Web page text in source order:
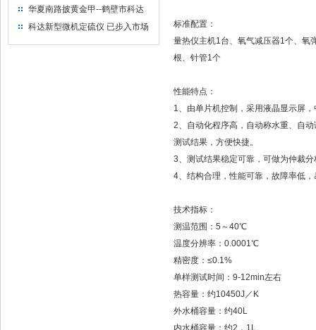
出售
华夏南路披黄金甲--鹤壁市科达
仪器仪表有限公司
科达新型微机定硫仪 已步入市场
标准配置：
量热仪主机1台、氧气减压器1个、氧
根、针管1个
性能特点：
1、由单片机控制，采用液晶显示屏
2、自动化程序高，自动称水重、自
测试结果，方便快捷。
3、测试结果稳定可靠，可做为仲裁分
4、结构合理，性能可靠，故障率低
技术指标：
测温范围：5～40℃
温度分辨率：0.0001℃
精密度：≤0.1%
单样测试时间：9-12min左右
热容量：约10450J／K
外水桶容量：约40L
内水桶容量：约2．1L